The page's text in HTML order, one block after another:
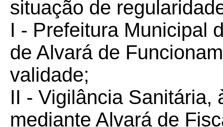
situação de
I - Prefeitura Municipal
de Alvará de
validade;
II - Vigilância Sanitária,
mediante Alvará de